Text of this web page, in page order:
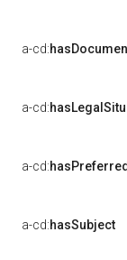
a-cd:
a-cd:
a-cd:
a-cd:hasSubject